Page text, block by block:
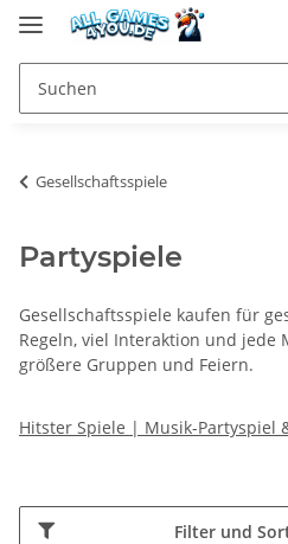
Gesellschaftsspiele
Partyspiele
Gesellschaftsspiele kaufen für
Regeln, viel Interaktion und jede
größere Gruppen und Feiern.
Hitster Spiele | Musik-Partyspiel
Filter und